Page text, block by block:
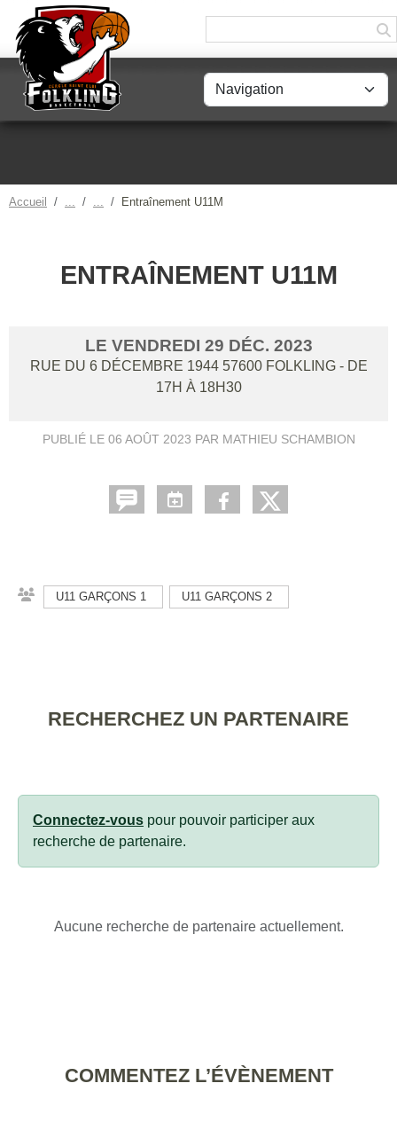
Accueil Entraînement U11M
ENTRAÎNEMENT U11M
LE VENDREDI 29 DÉC. 2023
RUE DU 6 DÉCEMBRE 1944 57600 FOLKLING - DE
17H À 18H30
PUBLIÉ LE 06 AOÛT 2023 PAR MATHIEU SCHAMBION
U11 GARÇONS 1 U11 GARÇONS 2
RECHERCHEZ UN PARTENAIRE
Connectez-vous pour pouvoir participer aux
recherche de partenaire.
Aucune recherche de partenaire actuellement.
COMMENTEZ L’ÉVÈNEMENT
Panneau de gestion des cookies